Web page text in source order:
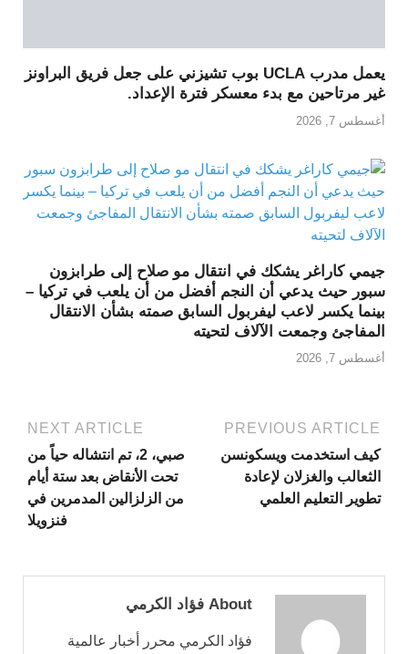
يعمل مدرب UCLA بوب تشيزني على جعل فريق البراونز
غير مرتاحين مع بدء معسكر فترة الإعداد.
أغسطس 7, 2026
جيمي كاراغر يشكك في انتقال مو صلاح إلى طرابزون
سبور حيث يدعي أن النجم أفضل من أن يلعب في تركيا –
بينما يكسر لاعب ليفربول السابق صمته بشأن الانتقال
المفاجئ وجمعت الآلاف لتحيته
أغسطس 7, 2026
PREVIOUS ARTICLE
كيف استخدمت ويسكونسن
الثعالب والغزلان لإعادة
تطوير التعليم العلمي
NEXT ARTICLE
صبي، 2، تم انتشاله حياً من
تحت الأنقاض بعد ستة أيام
من الزلزالين المدمرين في
فنزويلا
About فؤاد الكرمي
فؤاد الكرمي محرر أخبار عالمية